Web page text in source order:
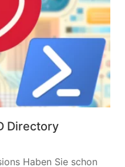
Directory
Haben Sie schon